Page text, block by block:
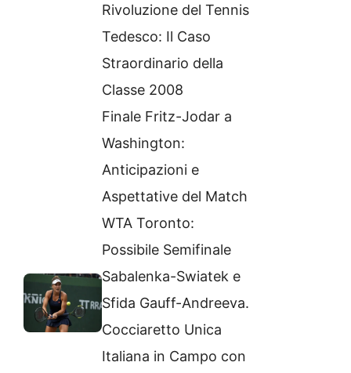
Rivoluzione del Tennis
Tedesco: Il Caso
Straordinario della
Classe 2008
Finale Fritz-Jodar a
Washington:
Anticipazioni e
Aspettative del Match
WTA Toronto:
Possibile Semifinale
Sabalenka-Swiatek e
Sfida Gauff-Andreeva.
Cocciaretto Unica
Italiana in Campo con